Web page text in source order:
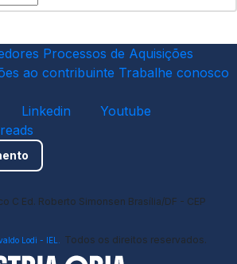
Processos de Aquisições
ao contribuinte Trabalhe conosco
Linkedin
Youtube
C Ed. Roberto Simonsen Brasília/DF - CEP
Lodi - IEL. Todos os direitos reservados.